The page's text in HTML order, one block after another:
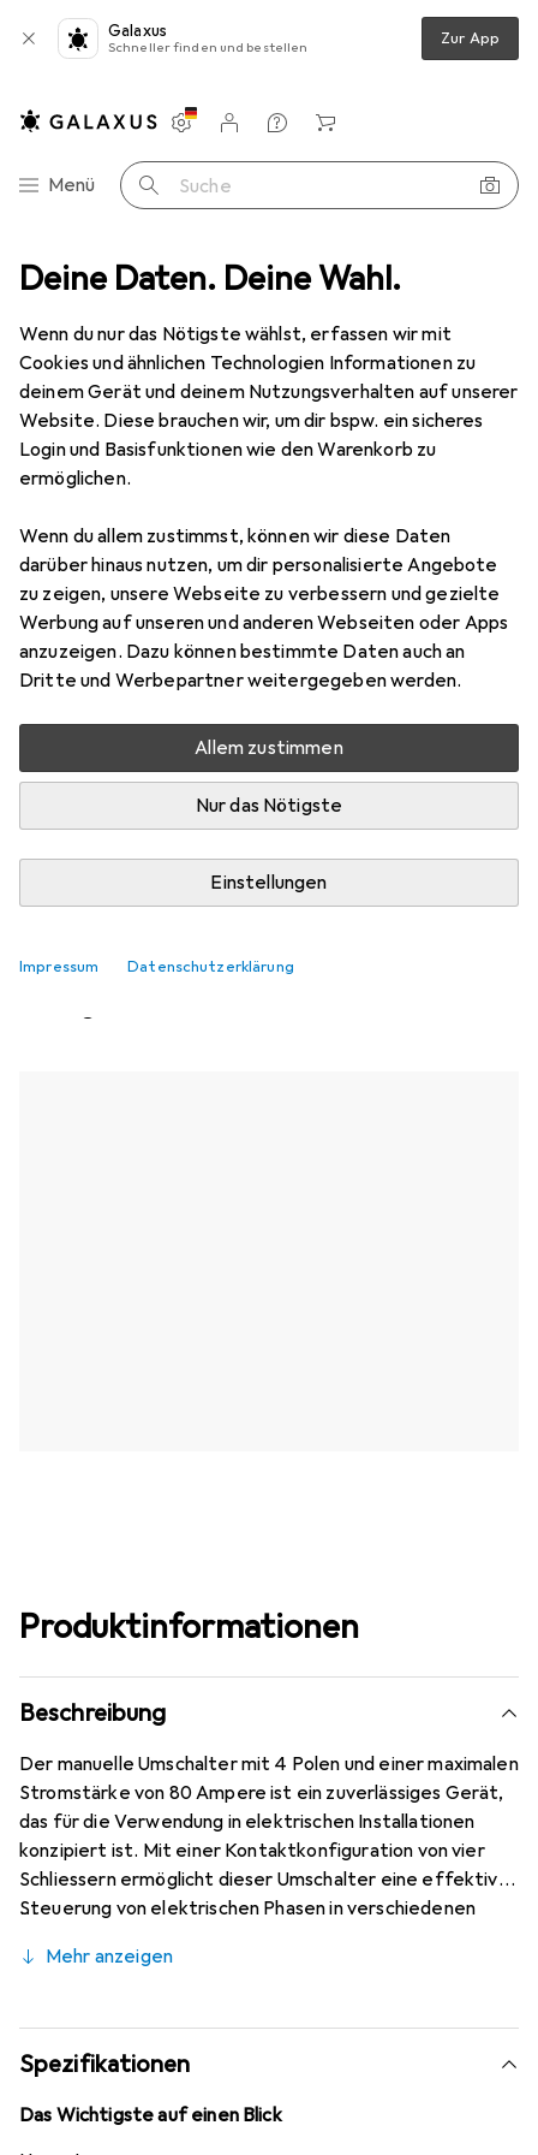
Deine Daten. Deine Wahl.
Wenn du nur das Nötigste wählst, erfassen wir mit
Cookies und ähnlichen Technologien Informationen zu
deinem Gerät und deinem Nutzungsverhalten auf unserer
Website. Diese brauchen wir, um dir bspw. ein sicheres
Login und Basisfunktionen wie den Warenkorb zu
ermöglichen.
Wenn du allem zustimmst, können wir diese Daten
darüber hinaus nutzen, um dir personalisierte Angebote
zu zeigen, unsere Webseite zu verbessern und gezielte
Werbung auf unseren und anderen Webseiten oder Apps
anzuzeigen. Dazu können bestimmte Daten auch an
Dritte und Werbepartner weitergegeben werden.
Allem zustimmen
Nur das Nötigste
Einstellungen
Impressum Datenschutzerklärung
Galaxus
Schneller finden und bestellen Zur App
Navigation nach Kategorien
Menü Suche
Einstellungen
Kundenkonto
Vergleichslisten
Merklisten
Warenkorb
ABB Changeover Switch Manual 4 Pole 80 Amp
ABBChangeover Switch Manual 4 Pole
80 Amp
Aktuell nicht lieferbar
Benachrichtigen, wenn lieferbar
Kostenloser Versand ab 30,– i
Ähnliche Produkte mit besserer
Produktinformationen
Beschreibung
Der manuelle Umschalter mit 4 Polen und einer maximalen
Stromstärke von 80 Ampere ist ein zuverlässiges Gerät,
das für die Verwendung in elektrischen Installationen
konzipiert ist. Mit einer Kontaktkonfiguration von vier
Schliessern ermöglicht dieser Umschalter eine effektive
Steuerung von elektrischen Phasen in verschiedenen
einer DIN-Hutschiene geeignet, was eine einfache
Einrichtungen gewährleistet. Er ist mit einem
Hilfsschalter ausgestattet, der zusätzliche
Funktionalitäten bietet und die Flexibilität bei der
Nutzung erhöht. Der Anschluss erfolgt über Klemmen,
Mehr anzeigen
Spezifikationen
Das Wichtigste auf einen Blick